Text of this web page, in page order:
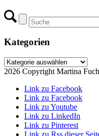
Kategorien
Kategorien
2026 Copyright Martina
Link zu Facebook
Link zu Facebook
Link zu Youtube
Link zu LinkedIn
Link zu Pinterest
Link zu Rss dieser